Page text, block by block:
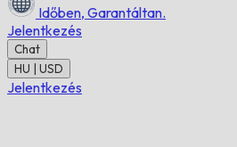
Időben, Garantáltan.
Jelentkezés
Chat
HU | USD
Jelentkezés